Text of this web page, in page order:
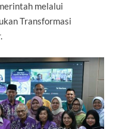
melalui
Transformasi